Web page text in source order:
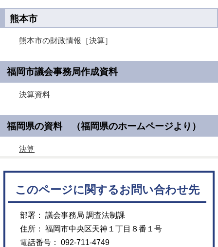
熊本市
熊本市の財政情報［決算］
福岡市議会事務局作成資料
決算資料
福岡県の資料 （福岡県のホームページより）
決算
このページに関するお問い合わせ先
部署： 議会事務局 調査法制課
住所： 福岡市中央区天神１丁目８番１号
電話番号： 092-711-4749